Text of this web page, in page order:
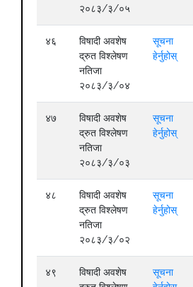
२०८३/३/०५
४६
विषादी अवशेष
द्रुत विश्लेषण
नतिजा
२०८३/३/०४
सूचना
हेर्नुहोस्
४७
विषादी अवशेष
द्रुत विश्लेषण
नतिजा
२०८३/३/०३
सूचना
हेर्नुहोस्
४८
विषादी अवशेष
द्रुत विश्लेषण
नतिजा
२०८३/३/०२
सूचना
हेर्नुहोस्
४९
विषादी अवशेष
सूचना